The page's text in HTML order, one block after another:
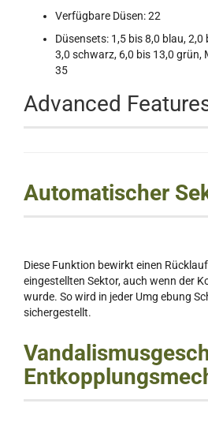
Verfügbare Düsen: 22
Düsensets: 1,5 bis 8,0 blau,
3,0 schwarz, 6,0 bis 13,0 grün,
35
Advanced
Automatischer
Diese Funktion bewirkt einen
eingestellten Sektor, auch wenn der
wurde. So wird in jeder Umg ebung
sichergestellt.